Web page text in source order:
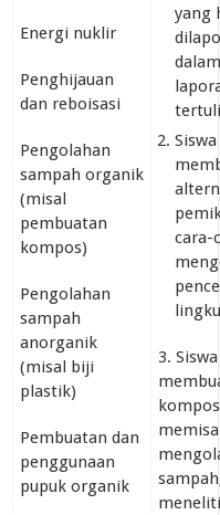
Energi nuklir
Penghijauan
dan reboisasi
Pengolahan
sampah organik
(misal
pembuatan
kompos)
Pengolahan
sampah
anorganik
(misal biji
plastik)
Pembuatan dan
penggunaan
pupuk organik
yang
Siswa
cara-
3.